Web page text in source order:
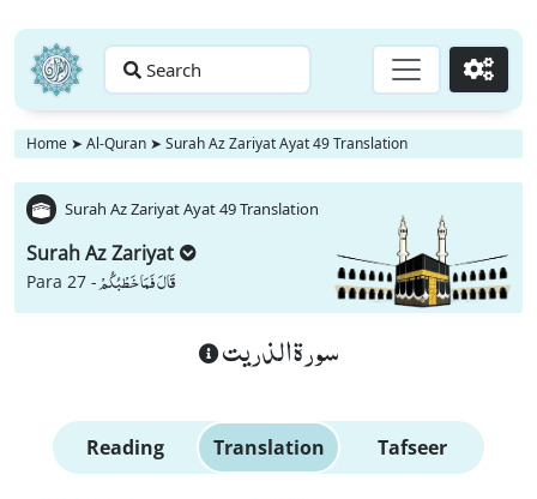
Search Go
Home ➤ Al-Quran ➤ Surah Az Zariyat Ayat 49 Translation
Surah Az Zariyat Ayat 49 Translation
Surah Az Zariyat
Para 27 -قَالَ فَمَا خَطْبُكُمْ
سورة الذريت
Reading Translation Tafseer